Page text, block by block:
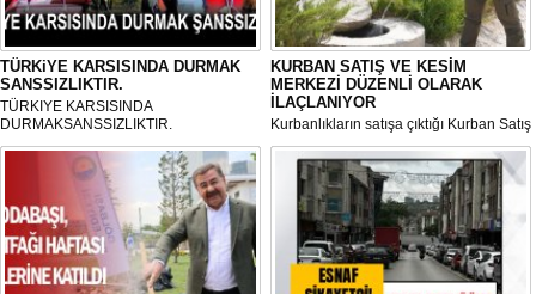
TÜRKiYE KARSISINDA DURMAK
SANSSIZLIKTIR.
TÜRKIYE KARSISINDA
DURMAKSANSSIZLIKTIR.
KURBAN SATIŞ VE KESİM
MERKEZİ DÜZENLİ OLARAK
İLAÇLANIYOR
Kurbanlıkların satışa çıktığı Kurban Satış
ve Kesim Merkezi, haşere ve
mikropların önüne geçilmesi amacıyla
her gün Gölbaşı Belediyesi ekipleri
tarafından düzenli olarak ilaçlanıyor.